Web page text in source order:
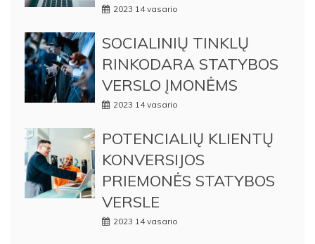
2023 14 vasario
SOCIALINIŲ TINKLŲ
RINKODARA STATYBOS
VERSLO ĮMONĖMS
2023 14 vasario
POTENCIALIŲ KLIENTŲ
KONVERSIJOS
PRIEMONĖS STATYBOS
VERSLE
2023 14 vasario